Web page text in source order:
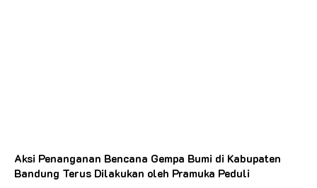
Aksi Penanganan Bencana Gempa Bumi di Kabupaten
Bandung Terus Dilakukan oleh Pramuka Peduli